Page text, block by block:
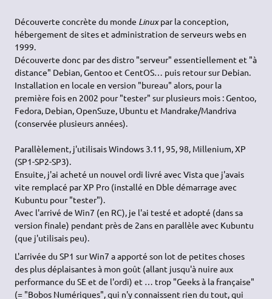
Découverte concrète du monde Linuxpar la conception,
hébergement de sites et administration de serveurs webs en
1999.
Découverte donc par des distro "serveur" essentiellement et "à
distance" Debian, Gentoo et CentOS… puis retour sur Debian.
Installation en locale en version "bureau" alors, pour la
première fois en 2002 pour "tester" sur plusieurs mois : Gentoo,
Fedora, Debian, OpenSuze, Ubuntu et Mandrake/Mandriva
(conservée plusieurs années).
Parallèlement, j'utilisais Windows 3.11, 95, 98, Millenium, XP
(SP1-SP2-SP3).
Ensuite, j'ai acheté un nouvel ordi livré avec Vista que j'avais
vite remplacé par XP Pro (installé en Dble démarrage avec
Kubuntu pour "tester").
Avec l'arrivé de Win7 (en RC), je l'ai testé et adopté (dans sa
version finale) pendant près de 2ans en parallèle avec Kubuntu
(que j'utilisais peu).
L'arrivée du SP1 sur Win7 a apporté son lot de petites choses
des plus déplaisantes à mon goût (allant jusqu'à nuire aux
performance du SE et de l'ordi) et … trop "Geeks à la française"
(= "Bobos Numériques", qui n'y connaissent rien du tout, qui